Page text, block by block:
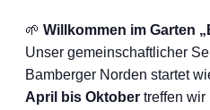
🌱 Willkommen im Garten
Unser gemeinschaftlicher
Bamberger Norden startet
April bis Oktober treffen wir